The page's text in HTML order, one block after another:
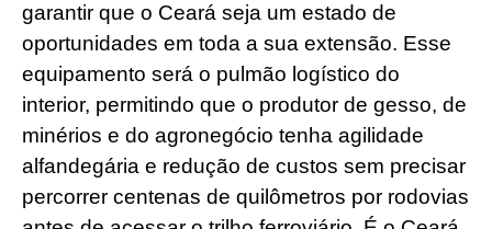
garantir que o Ceará seja um estado de
oportunidades em toda a sua extensão. Esse
equipamento será o pulmão logístico do
interior, permitindo que o produtor de gesso, de
minérios e do agronegócio tenha agilidade
alfandegária e redução de custos sem precisar
percorrer centenas de quilômetros por rodovias